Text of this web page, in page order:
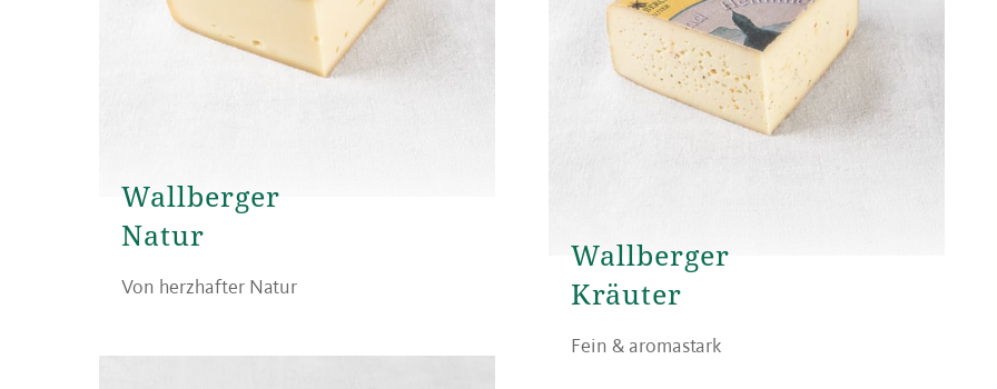
Wallberger
Natur
Von herzhafter Natur
Wallberger
Kräuter
Fein & aromastark